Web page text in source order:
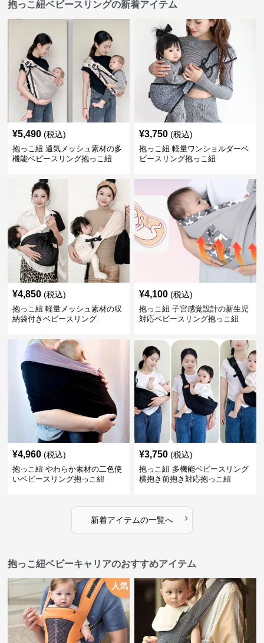
抱っこ紐ベビースリングの新着アイテム
¥5,490 (税込)
抱っこ紐 通気メッシュ素材の多
機能ベビースリング抱っこ紐
¥3,750 (税込)
抱っこ紐 軽量ワンショルダーベ
ビースリング抱っこ紐
¥4,850 (税込)
抱っこ紐 軽量メッシュ素材の収
納袋付きベビースリング
¥4,100 (税込)
抱っこ紐 子宮感覚設計の新生児
対応ベビースリング抱っこ紐
¥4,960 (税込)
抱っこ紐 やわらか素材の二色使
いベビースリング抱っこ紐
¥3,750 (税込)
抱っこ紐 多機能ベビースリング
横抱き前抱き対応抱っこ紐
新着アイテムの一覧へ ›
抱っこ紐ベビーキャリアのおすすめアイテム
人気